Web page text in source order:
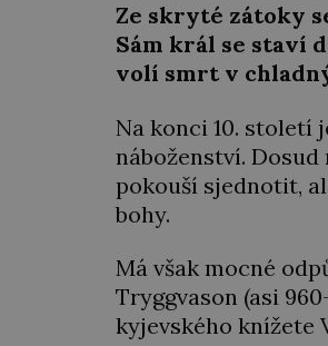
Ze skryté zátoky
Sám král se staví
volí smrt v
Na konci 10. století
náboženství. Dosud
pokouší sjednotit,
bohy.
Má však mocné
Tryggvason (asi
kyjevského knížete